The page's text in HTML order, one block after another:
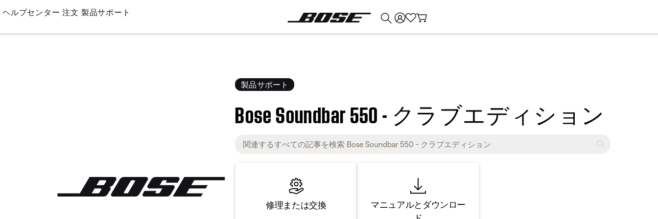
Skip
Main
ヘルプセンター 注文 製品サポート
製品サポート
Bose Soundbar 550 - クラブエディション
修理または交換
マニュアルとダウンロー